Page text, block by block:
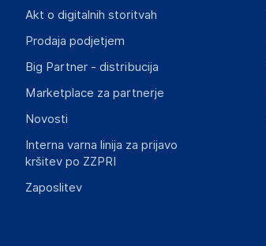
Akt o digitalnih storitvah
Prodaja podjetjem
Big Partner - distribucija
Marketplace za partnerje
Novosti
Interna varna linija za prijavo
kršitev po ZZPRI
Zaposlitev